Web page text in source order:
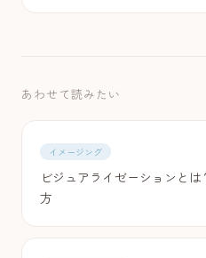
あわせて読みたい
イメージング
ビジュアライゼーションと
方